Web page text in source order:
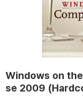
Windows on
se 2009